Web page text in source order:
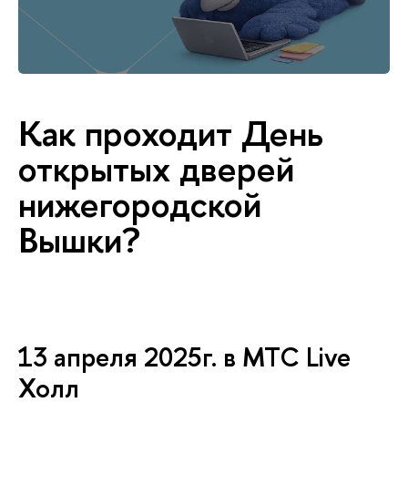
Как проходит День
открытых дверей
нижегородской
Вышки?
13 апреля 2025г. в МТС Live
Холл